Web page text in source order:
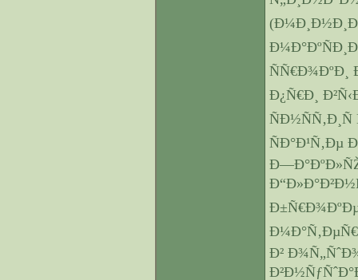
ÑÑ€Ð¾ÐºÐ¸
Ð¿Ñ€Ð¸
ÑÐ°Ð¹Ñ‚Ðµ
Ð²